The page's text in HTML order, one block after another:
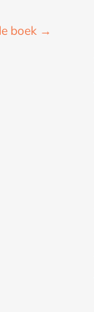
boek →